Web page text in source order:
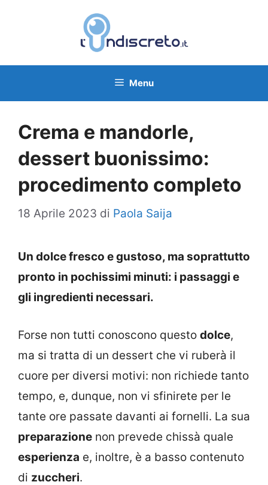
Menu
Crema e mandorle,
dessert buonissimo:
procedimento completo
18 Aprile 2023 di Paola Saija
Un dolce fresco e gustoso, ma soprattutto
pronto in pochissimi minuti: i passaggi e
gli ingredienti necessari.
Forse non tutti conoscono questo dolce,
ma si tratta di un dessert che vi ruberà il
cuore per diversi motivi: non richiede tanto
tempo, e, dunque, non vi sfinirete per le
tante ore passate davanti ai fornelli. La sua
preparazione non prevede chissà quale
esperienza e, inoltre, è a basso contenuto
di zuccheri.